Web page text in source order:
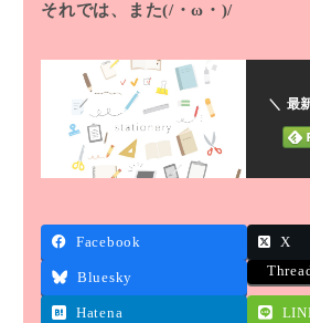
それでは、また(/・ω・)/
＼ 最
Facebook X
Bluesky
Hatena